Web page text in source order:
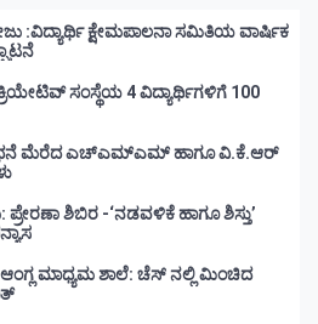
:ವಿದ್ಯಾರ್ಥಿ ಕ್ಷೇಮಪಾಲನಾ ಸಮಿತಿಯ ವಾರ್ಷಿಕ
ಸಂಸ್ಥೆಯ 4 ವಿದ್ಯಾರ್ಥಿಗಳಿಗೆ 100
ಹಾಗೂ ವಿ.ಕೆ.ಆರ್
ಪ್ರೇರಣಾ ಶಿಬಿರ -‘ನಡವಳಿಕೆ ಹಾಗೂ ಶಿಸ್ತು’
ಮಾಧ್ಯಮ ಶಾಲೆ: ಚೆಸ್ ನಲ್ಲಿ ಮಿಂಚಿದ